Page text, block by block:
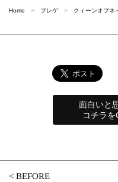
Home ブレゲ クィーンオブネ
面白いと
コチラを
<BEFORE